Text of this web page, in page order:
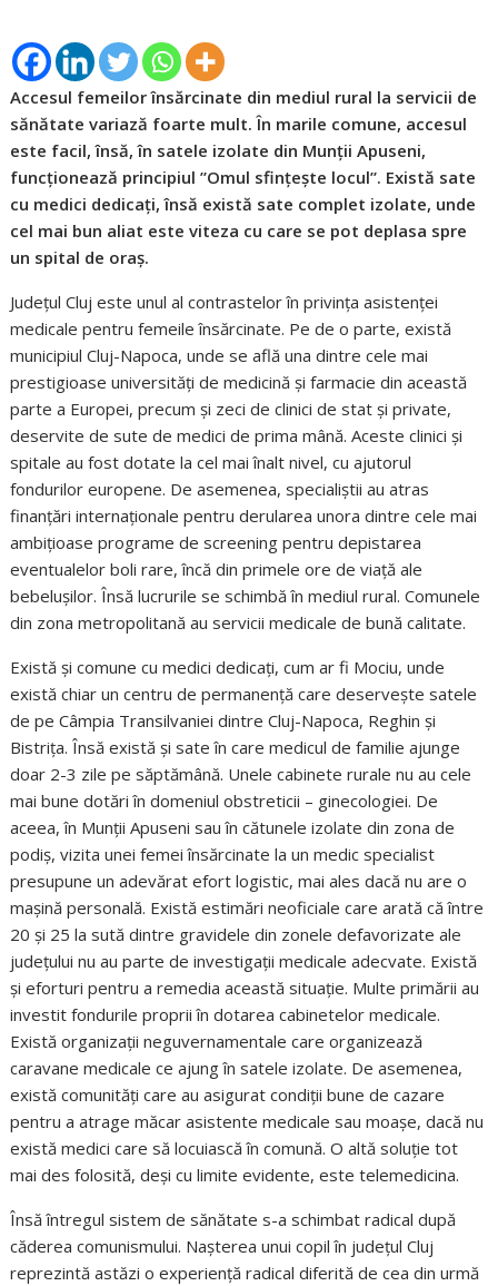
Accesul femeilor însărcinate din mediul rural la servicii de
sănătate variază foarte mult. În marile comune, accesul
este facil, însă, în satele izolate din Munții Apuseni,
funcționează principiul ”Omul sfințește locul”. Există sate
cu medici dedicați, însă există sate complet izolate, unde
cel mai bun aliat este viteza cu care se pot deplasa spre
un spital de oraș.
Județul Cluj este unul al contrastelor în privința asistenței
medicale pentru femeile însărcinate. Pe de o parte, există
municipiul Cluj-Napoca, unde se află una dintre cele mai
prestigioase universități de medicină și farmacie din această
parte a Europei, precum și zeci de clinici de stat și private,
deservite de sute de medici de prima mână. Aceste clinici și
spitale au fost dotate la cel mai înalt nivel, cu ajutorul
fondurilor europene. De asemenea, specialiștii au atras
finanțări internaționale pentru derularea unora dintre cele mai
ambițioase programe de screening pentru depistarea
eventualelor boli rare, încă din primele ore de viață ale
bebelușilor. Însă lucrurile se schimbă în mediul rural. Comunele
din zona metropolitană au servicii medicale de bună calitate.
Există și comune cu medici dedicați, cum ar fi Mociu, unde
există chiar un centru de permanență care deservește satele
de pe Câmpia Transilvaniei dintre Cluj-Napoca, Reghin și
Bistrița. Însă există și sate în care medicul de familie ajunge
doar 2-3 zile pe săptămână. Unele cabinete rurale nu au cele
mai bune dotări în domeniul obstreticii – ginecologiei. De
aceea, în Munții Apuseni sau în cătunele izolate din zona de
podiș, vizita unei femei însărcinate la un medic specialist
presupune un adevărat efort logistic, mai ales dacă nu are o
mașină personală. Există estimări neoficiale care arată că între
20 și 25 la sută dintre gravidele din zonele defavorizate ale
județului nu au parte de investigații medicale adecvate. Există
și eforturi pentru a remedia această situație. Multe primării au
investit fondurile proprii în dotarea cabinetelor medicale.
Există organizații neguvernamentale care organizează
caravane medicale ce ajung în satele izolate. De asemenea,
există comunități care au asigurat condiții bune de cazare
pentru a atrage măcar asistente medicale sau moașe, dacă nu
există medici care să locuiască în comună. O altă soluție tot
mai des folosită, deși cu limite evidente, este telemedicina.
Însă întregul sistem de sănătate s-a schimbat radical după
căderea comunismului. Nașterea unui copil în județul Cluj
reprezintă astăzi o experiență radical diferită de cea din urmă